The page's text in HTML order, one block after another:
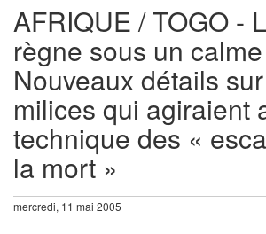
AFRIQUE / TOGO -
règne sous un
Nouveaux détails
milices qui agiraient
technique des «
la mort »
mercredi, 11 mai 2005